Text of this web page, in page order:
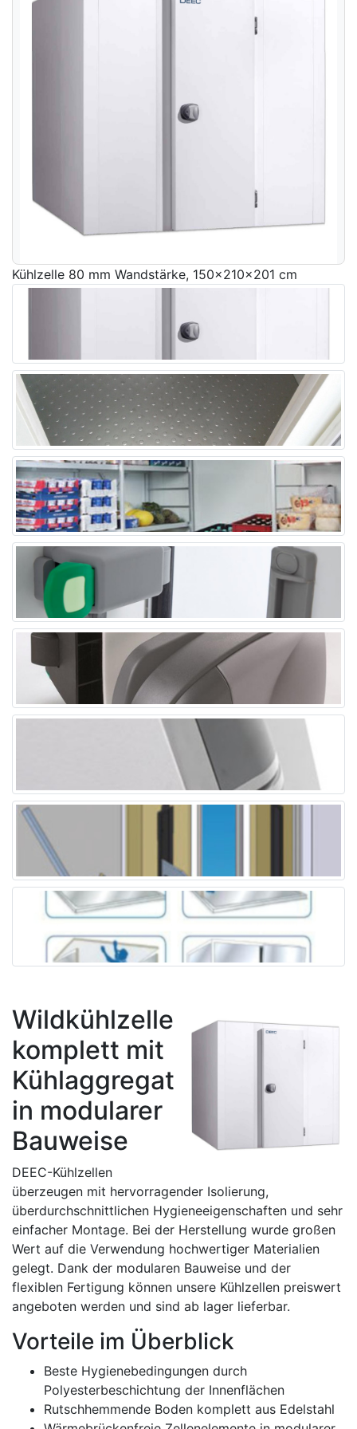
Kühlzelle 80 mm Wandstärke, 150x210x201 cm
Wildkühlzelle
komplett mit
Kühlaggregat
in modularer
Bauweise
DEEC-Kühlzellen
überzeugen mit hervorragender Isolierung,
überdurchschnittlichen Hygieneeigenschaften und sehr
einfacher Montage. Bei der Herstellung wurde großen
Wert auf die Verwendung hochwertiger Materialien
gelegt. Dank der modularen Bauweise und der
flexiblen Fertigung können unsere Kühlzellen preiswert
angeboten werden und sind ab lager lieferbar.
Vorteile im Überblick
Beste Hygienebedingungen durch
Polyesterbeschichtung der Innenflächen
Rutschhemmende Boden komplett aus Edelstahl